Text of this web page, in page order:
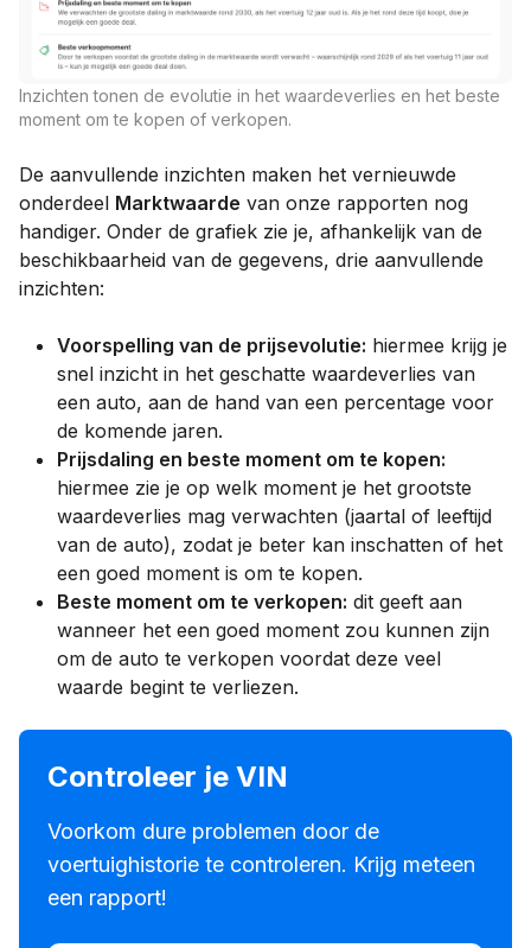
Inzichten tonen de evolutie in het waardeverlies en het beste
moment om te kopen of verkopen.
De aanvullende inzichten maken het vernieuwde
onderdeel Marktwaarde van onze rapporten nog
handiger. Onder de grafiek zie je, afhankelijk van de
beschikbaarheid van de gegevens, drie aanvullende
inzichten:
Voorspelling van de prijsevolutie: hiermee krijg je
snel inzicht in het geschatte waardeverlies van
een auto, aan de hand van een percentage voor
de komende jaren.
Prijsdaling en beste moment om te kopen:
hiermee zie je op welk moment je het grootste
waardeverlies mag verwachten (jaartal of leeftijd
van de auto), zodat je beter kan inschatten of het
een goed moment is om te kopen.
Beste moment om te verkopen: dit geeft aan
wanneer het een goed moment zou kunnen zijn
om de auto te verkopen voordat deze veel
waarde begint te verliezen.
Controleer je VIN
Voorkom dure problemen door de
voertuighistorie te controleren. Krijg meteen
een rapport!